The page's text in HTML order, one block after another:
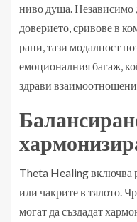
ниво душа. Независимо
доверието, сривове в
рани, тази модалност
емоционалния багаж,
здрави
Theta Healing включва
или чакрите в тялото.
могат да създадат